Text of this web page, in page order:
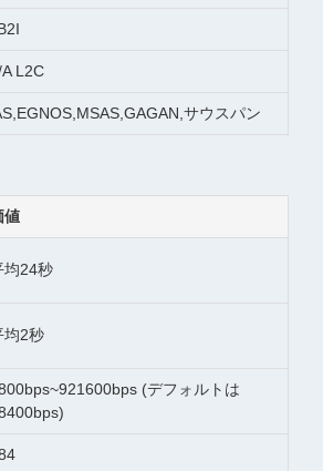
L2C
サウスパン
値
均24秒
均2秒
(デフォルトは